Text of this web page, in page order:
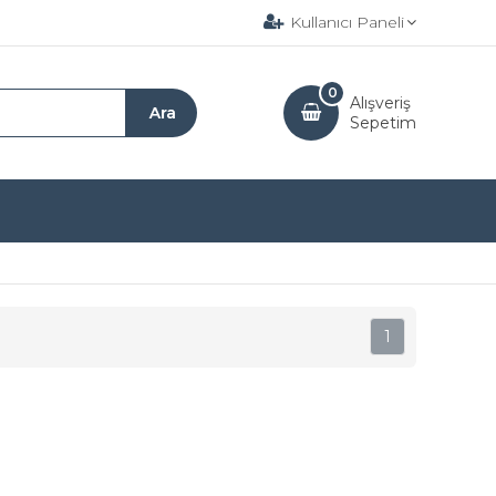
Kullanıcı Paneli
Alışveriş
Sepetim
0
1